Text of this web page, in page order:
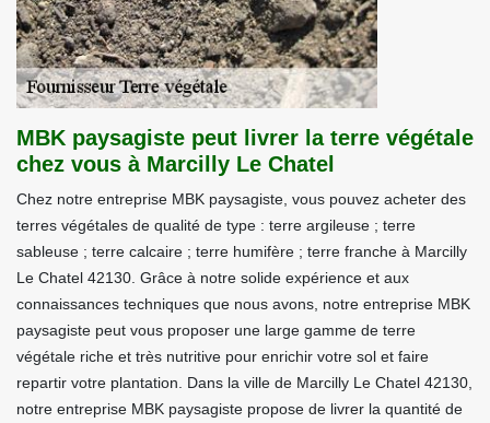
MBK paysagiste peut livrer la terre végétale
chez vous à Marcilly Le Chatel
Chez notre entreprise MBK paysagiste, vous pouvez acheter des
terres végétales de qualité de type : terre argileuse ; terre
sableuse ; terre calcaire ; terre humifère ; terre franche à Marcilly
Le Chatel 42130. Grâce à notre solide expérience et aux
connaissances techniques que nous avons, notre entreprise MBK
paysagiste peut vous proposer une large gamme de terre
végétale riche et très nutritive pour enrichir votre sol et faire
repartir votre plantation. Dans la ville de Marcilly Le Chatel 42130,
notre entreprise MBK paysagiste propose de livrer la quantité de